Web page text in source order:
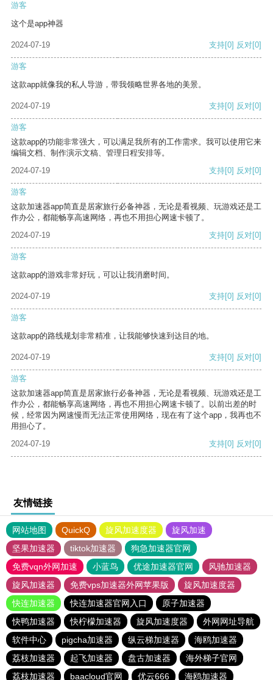
游客
这个是app神器
2024-07-19 支持[0] 反对[0]
游客
这款app就像我的私人导游，带我领略世界各地的美景。
2024-07-19 支持[0] 反对[0]
游客
这款app的功能非常强大，可以满足我所有的工作需求。我可以使用它来
编辑文档、制作演示文稿、管理日程安排等。
2024-07-19
支持[0] 反对[0]
游客
这款加速器app简直是居家旅行必备神器，无论是看视频、玩游戏还是工
作办公，都能畅享高速网络，再也不用担心网速卡顿了。
2024-07-19
支持[0] 反对[0]
游客
这款app的游戏非常好玩，可以让我消磨时间。
2024-07-19 支持[0] 反对[0]
游客
这款app的路线规划非常精准，让我能够快速到达目的地。
2024-07-19 支持[0] 反对[0]
游客
这款加速器app简直是居家旅行必备神器，无论是看视频、玩游戏还是工
作办公，都能畅享高速网络，再也不用担心网速卡顿了。以前出差的时
候，经常因为网速慢而无法正常使用网络，现在有了这个app，我再也不
用担心了。
2024-07-19
支持[0] 反对[0]
友情链接
网站地图 QuickQ 旋风加速度器
旋风加速
坚果加速器
tiktok加速器
狗急加速器官网
免费vqn外网加速
小蓝鸟 优途加速器官网
风驰加速器
旋风加速器
免费vps加速器外网苹果版
旋风加速度器
快连加速器
快连加速器官网入口
原子加速器
快鸭加速器
快柠檬加速器 旋风加速度器
外网网址导航
软件中心
pigcha加速器 纵云梯加速器
海鸥加速器
荔枝加速器
起飞加速器 盘古加速器
海外梯子官网
荔枝加速器
baacloud官网 优云666 海鸥加速器